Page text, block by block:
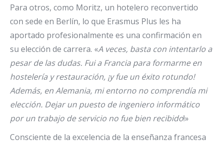
Para otros, como Moritz, un hotelero reconvertido
con sede en Berlín, lo que Erasmus Plus les ha
aportado profesionalmente es una confirmación en
su elección de carrera. «A veces, basta con intentarlo a
pesar de las dudas. Fui a Francia para formarme en
hostelería y restauración, ¡y fue un éxito rotundo!
Además, en Alemania, mi entorno no comprendía mi
elección. Dejar un puesto de ingeniero informático
por un trabajo de servicio no fue bien recibido!»
Consciente de la excelencia de la enseñanza francesa